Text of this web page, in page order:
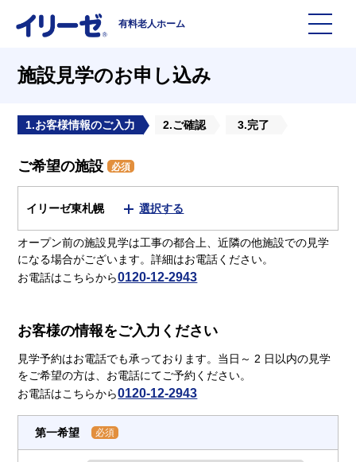
有料老人ホーム
施設を探す
イリーゼについて
イリーゼについて
有料老人ホームイリーゼとは
イリーゼが選ばれる理由
会社概要
入居までの流れ
よくある質問
お役立ち記事
介護用語をわかりやすく説明
意外と知らない介護保険の基本
見学予約 資料請求
施設見学のお申し込み
1.お客様情報のご入力 2.ご確認 3.完了
ご希望の施設 必須
イリーゼ東札幌 選択する
オープン前の施設見学は工事の都合上、近隣の他施設での見学
になる場合がございます。詳細はお電話ください。
お電話はこちらから0120-12-2943
お客様の情報をご入力ください
見学予約はお電話でも承っております。当日～ 2 日以内の見学
をご希望の方は、お電話にてご予約ください。
お電話はこちらから0120-12-2943
第一希望 必須